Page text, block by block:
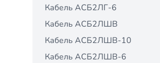
Кабель АСБ2ЛГ-6
Кабель АСБ2ЛШВ
Кабель АСБ2ЛШВ-10
Кабель АСБ2ЛШВ-6